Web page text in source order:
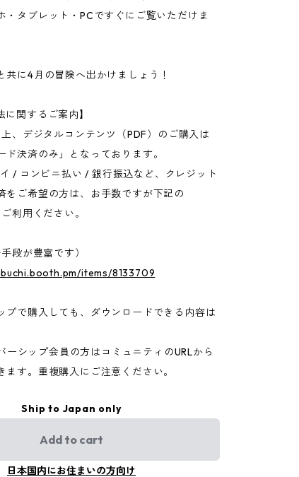
・タブレット・PCですぐにご覧いただけま
共に4月の冒険へ出かけましょう！
関するご案内】
、デジタルコンテンツ（PDF）のご購入は
ド決済のみ」となっております。
/ コンビニ払い / 銀行振込など、クレジット
をご希望の方は、お手数ですが下記の
利用ください。
段が豊富です）
items/8133709
プで購入しても、ダウンロードできる内容は
シップ会員の方はコミュニティのURLから
ます。重複購入にご注意ください。
Ship to Japan only
Add to cart
日本国内にお住まいの方向け